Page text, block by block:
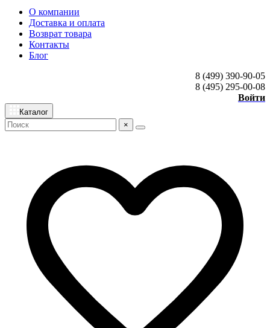
О компании
Доставка и оплата
Возврат товара
Контакты
Блог
8 (499) 390-90-05
8 (495) 295-00-08
Войти
Каталог
×